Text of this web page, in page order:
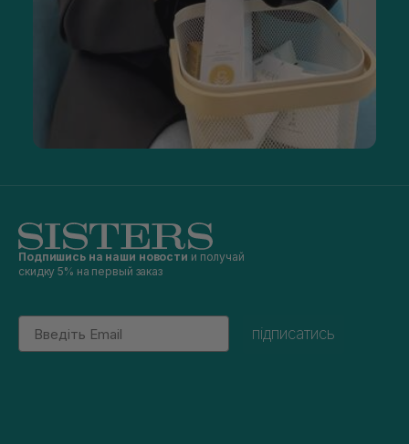
Подпишись на наши новости и получай
скидку 5% на первый заказ
Email
підписатись